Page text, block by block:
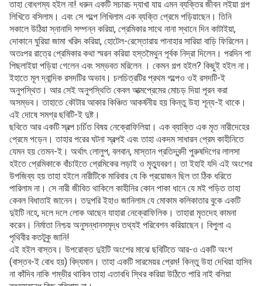
তাহা বোধগম্য হইল না! ধরুন একটি সচারচ দ্যাখা যায় এমন ব্যক্তির জীবন লইয়া গল্প
লিখিতে বসিলাম। এবং সে গল্পে লিখিলাম এক ব্যক্তি প্রেমে পড়িয়াছেন। তিনি
সকালে উঠিয়া স্নানাদি সম্পন্ন করিয়া, প্রেমিকার সাথে নানা স্থানে দিন কাটাইয়া,
দোকানে ঘুরিয়া জামা খরিদ করিয়া, হোটেল-রেস্তোরায় পানাহার সারিয়া বাড়ি ফিরিলেন।
অতঃপর রাত্রে প্রেমিকার কথা স্মরন করিয়া হস্তমৈথুন পূর্বক নিদ্রা দিলেন। পরদিন পা
পিছলাইয়া পড়িয়া গেলেন এবং সম্ভবত মরিলেন । কেমন গল্প হইল? কিছুই হইল না।
ইহাতে মূল দ্বান্দিক রসদটির অভাব। চলচিত্রটির প্রথম গল্পেও ওই রসদটি-ই
অনুপস্থিত। আর সেই অনুপস্থিতি কেবল আত্মপ্রেমের মোচড় দিয়া পূরন করা
অসম্ভব। তাহাতে কৌটার আকার কিঞ্চিত আকর্ষনীয় হয় কিন্তু উহা শূন্য-ই থাকে।
এই দোষে সমগ্র ছবিটি-ই দুষ্ট।
ছবিতে আর একটি স্বল্প চর্চিত বিষয় নেক্রোফিলিয়া। এক ব্যাক্তি এক মৃত নারীদেহের
প্রেমে পড়েন। তাহার পরের ঘটনা স্বল্পই এবং তাহা একদম সাধারন প্রেম কাহীনিতে
যেমন হয় তেমন-ই। অর্থাৎ লোলুপ, বলবান, মাস্তান প্রতিদ্বন্দী পুরুষদিগের লালসা
হইতে প্রেমিকাকে বাঁচাইতে প্রেমিকের লড়াই ও মৃত্যুবরণ। তা ইহাই যদি এই অংশের
উপজিব্য হয় তাহা হইলে নারীটিকে মারিবার যে কি প্রয়োজন ছিল তা ঠিক ধরিতে
পারিলাম না। সে নারী জীবিত থাকিলে কাহীনির কোন পাকা ধানে যে মই পড়িত তাহা
কেবল বিধাতাই জানেন। তদুপরি ইহাও জানিলাম যে মোকাম কলিকাতার বুকে একটি
দুইটি নহে, দলে দলে লোক আছেন যাহারা নেক্রোফিলিক। তাহারা মৃতদেহ কামনা
করেন। নির্মাতা নিশ্চয় অনুসন্ধানসমৃদ্ধ তথ্যই পরিবেশন করিয়াছেন। বিপুলা এ
পৃথিবীর কতটুকু জানি!
এই হইল বাস্তব। উপরোক্ত দুইটি অংশের মাঝে ছবিটিতে আর-ও একটি অংশ
(বাস্তব-ই বোধ হয়) বিদ্যমান। তাহা একটি সারমেয়র প্রেম! কিন্তু উহা দেখিয়া হাসিব
না কাঁদিব নাকি গম্ভীর থাকিব তাহা এতাবধি স্থির করিয়া উঠিতে পারি নাই বলিয়া